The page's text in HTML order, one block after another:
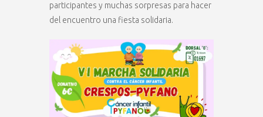
participantes y muchas sorpresas para hacer
del encuentro una fiesta solidaria.